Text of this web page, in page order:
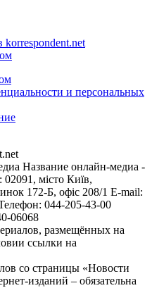
korrespondent.net
и персональных
Название онлайн-медиа -
місто Київ,
172-Б, офіс 208/1 E-mail:
044-205-43-00
06068
размещённых на
ссылки на
со страницы «Новости
изданий – обязательна